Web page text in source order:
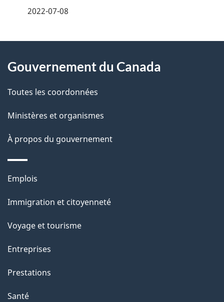
i
l
s
d
e
l
a
p
a
g
e
2022-07-08
propos
de
ce
site
Gouvernement du Canada
Toutes les coordonnées
Ministères et organismes
À propos du gouvernement
Thèmes
sujets
Emplois
Immigration et citoyenneté
Voyage et tourisme
Entreprises
Prestations
Santé